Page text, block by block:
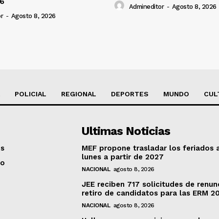
- Agosto 8, 2026
Admineditor - Agosto 8, 2026
POLICIAL REGIONAL DEPORTES MUNDO
Ultimas Noticias
MEF propone trasladar los feriados
lunes a partir de 2027
NACIONAL agosto 8, 2026
JEE reciben 717 solicitudes de
retiro de candidatos para las ERM
NACIONAL agosto 8, 2026